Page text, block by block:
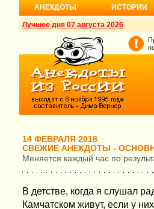
АНЕКДОТЫ ИСТОРИИ
Лучшее дня 07 августа 2026
14 ФЕВРАЛЯ 2018
СВЕЖИЕ АНЕКДОТЫ -
Меняется каждый час по
В детстве, когда я слушал
Камчатском живут, если у